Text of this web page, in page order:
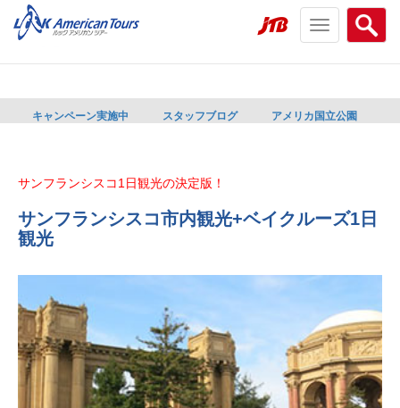
Search
menu
Toggle
navigation
キャンペーン実施中 スタッフブログ アメリカ国立公園
サンフランシスコ1日観光の決定版！
サンフランシスコ市内観光+ベイクルーズ1日
観光